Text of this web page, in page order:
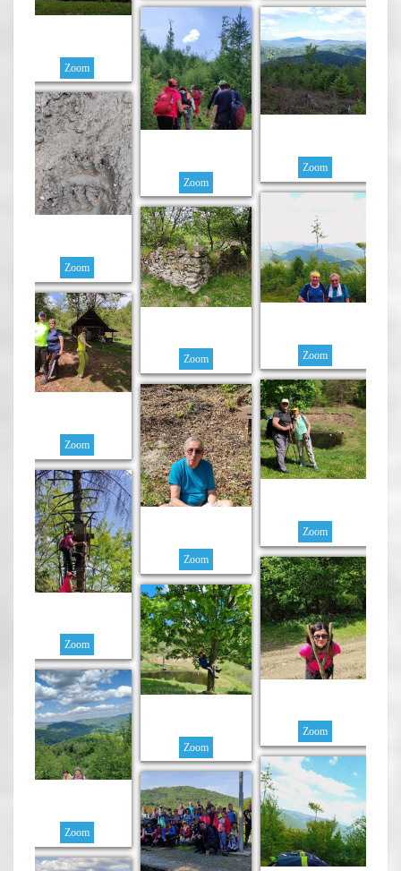
Zoom
Zoom
Zoom
Zoom
Zoom
Zoom
Zoom
Zoom
Zoom
Zoom
Zoom
Zoom
Zoom